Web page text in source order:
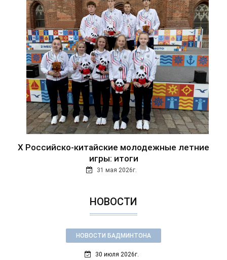
Х Российско-китайские молодежные летние
игры: итоги
31 мая 2026г.
НОВОСТИ
НОВОСТИ БАДМИНТОНА
30 июля 2026г.